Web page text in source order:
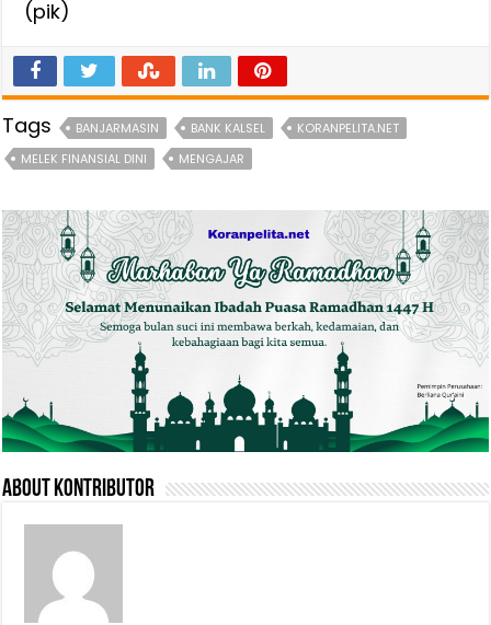
(pik)
Tags BANJARMASIN BANK KALSEL
KORANPELITA.NET
MELEK FINANSIAL DINI
MENGAJAR
About Kontributor